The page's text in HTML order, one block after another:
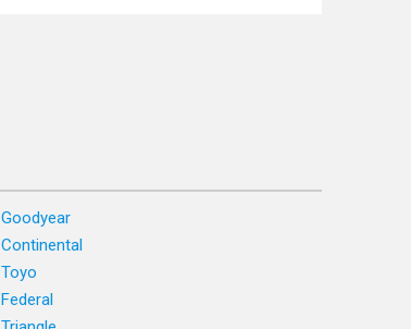
Goodyear
Continental
Toyo
Federal